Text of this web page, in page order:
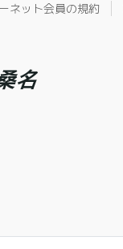
ネット会員の規約